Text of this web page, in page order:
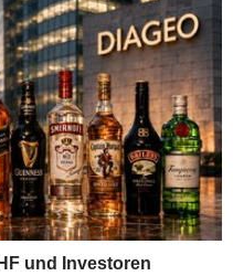
und Investoren